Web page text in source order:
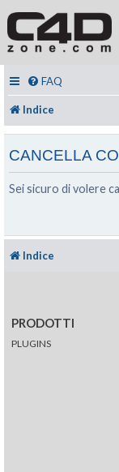
FAQ
Indice
CANCELLA
Sei sicuro di volere
Indice
PRODOTTI
PLUGINS